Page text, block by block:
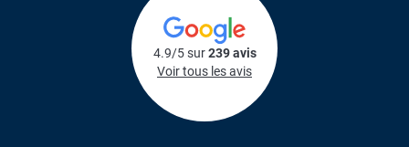
4.9/5 sur239 avis
Voir tous les avis